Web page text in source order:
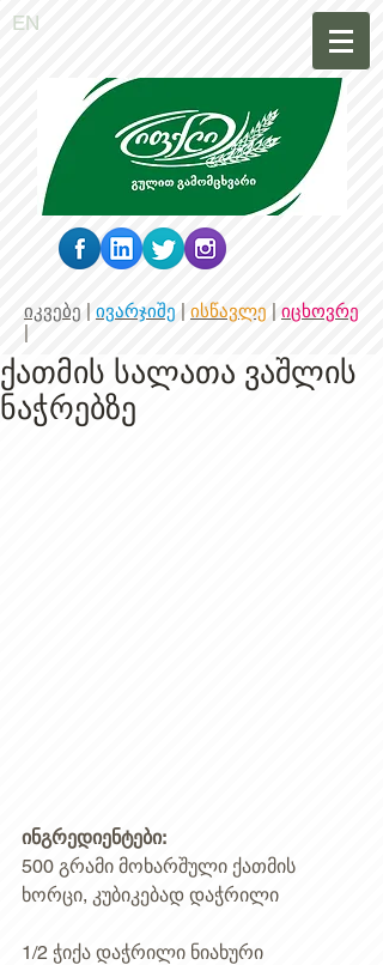
EN
იკვებე ივარჯიშე ისწავლე
იცხოვრე
ქათმის სალათა ვაშლის
ნაჭრებზე
ინგრედიენტები:
500 გრამი მოხარშული ქათმის
ხორცი, კუბიკებად დაჭრილი
1/2 ჭიქა დაჭრილი ნიახური